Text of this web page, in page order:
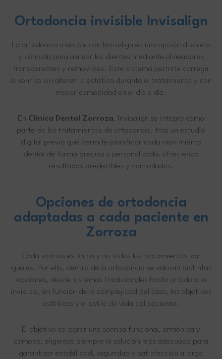
Ortodoncia invisible Invisalign
La ortodoncia invisible con Invisalign es una opción discreta
y cómoda para alinear los dientes mediante alineadores
transparentes y removibles. Este sistema permite corregir
la sonrisa sin alterar la estética durante el tratamiento y con
mayor comodidad en el día a día.
En Clínica Dental Zorroza, Invisalign se integra como
parte de los tratamientos de ortodoncia, tras un estudio
digital previo que permite planificar cada movimiento
dental de forma precisa y personalizada, ofreciendo
resultados predecibles y controlados.
Opciones de ortodoncia
adaptadas a cada paciente en
Zorroza
Cada sonrisa es única y no todos los tratamientos son
iguales. Por ello, dentro de la ortodoncia se valoran distintas
opciones, desde sistemas tradicionales hasta ortodoncia
invisible, en función de la complejidad del caso, los objetivos
estéticos y el estilo de vida del paciente.
El objetivo es lograr una sonrisa funcional, armónica y
cómoda, eligiendo siempre la solución más adecuada para
garantizar estabilidad, seguridad y satisfacción a largo